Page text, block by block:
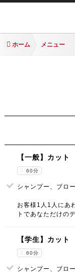
ホーム メニュー
【一般】カット
60分
シャンプー、ブロ
お客様1人1人にあ
トであなただけの
【学生】カット
60分
シャンプー、ブロ